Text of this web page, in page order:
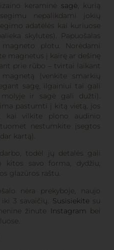
keraminė sagė, kurią
nepalikdami jokių
adatėlės kai kuriuose
skylutes). Papuošalas
plotu. Norėdami
magnetus į kairę ar dešinę
prie rūbo – tvirtai laikant
(venkite smarkių
sagę, ilgainiui tai gali
ir sagė gali dužti).
pastumti į kitą vietą, jos
kai vilkite plono audinio
nestumkite įsegtos
kartą).
todėl jų detalės gali
kitos savo forma, dydžiu,
glazūros raštu.
nėra prekyboje, naujo
3 savaičių. Susisiekitesu
žinute Instagram bei